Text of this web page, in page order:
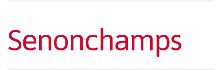
Senonchamps